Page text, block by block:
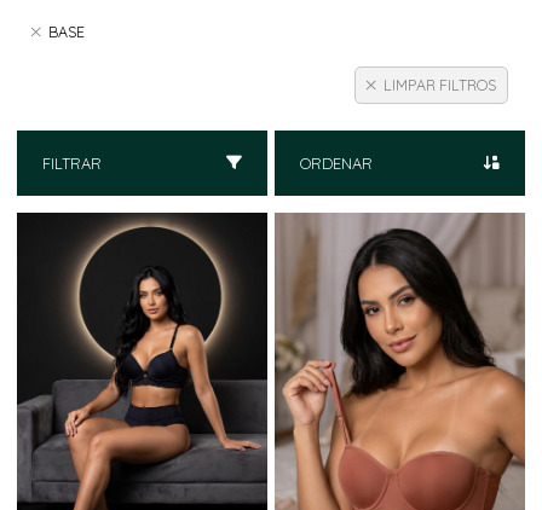
BASE
LIMPAR FILTROS
FILTRAR ORDENAR